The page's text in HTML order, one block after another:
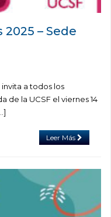
– Sede
a todos los
de la UCSF el viernes 14
Leer Más